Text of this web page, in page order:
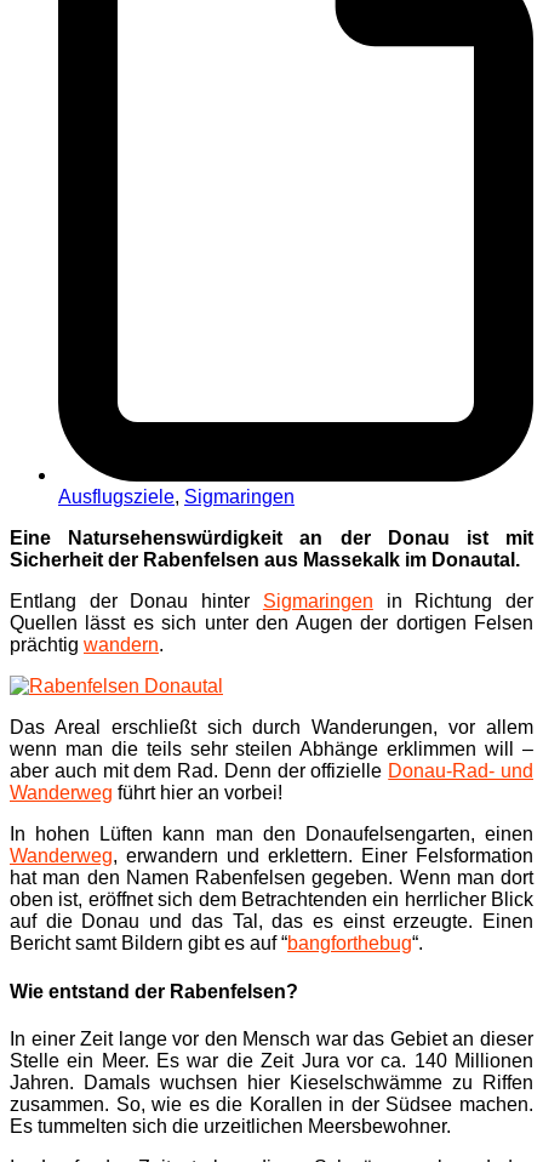
Ausflugsziele, Sigmaringen
Eine Natursehenswürdigkeit an der Donau ist mit
Sicherheit der Rabenfelsen aus Massekalk im Donautal.
Entlang der Donau hinter Sigmaringen in Richtung der
Quellen lässt es sich unter den Augen der dortigen Felsen
prächtig wandern.
Das Areal erschließt sich durch Wanderungen, vor allem
wenn man die teils sehr steilen Abhänge erklimmen will –
aber auch mit dem Rad. Denn der offizielle Donau-Rad- und
Wanderweg führt hier an vorbei!
In hohen Lüften kann man den Donaufelsengarten, einen
Wanderweg, erwandern und erklettern. Einer Felsformation
hat man den Namen Rabenfelsen gegeben. Wenn man dort
oben ist, eröffnet sich dem Betrachtenden ein herrlicher Blick
auf die Donau und das Tal, das es einst erzeugte. Einen
Bericht samt Bildern gibt es auf “bangforthebug“.
Wie entstand der Rabenfelsen?
In einer Zeit lange vor den Mensch war das Gebiet an dieser
Stelle ein Meer. Es war die Zeit Jura vor ca. 140 Millionen
Jahren. Damals wuchsen hier Kieselschwämme zu Riffen
zusammen. So, wie es die Korallen in der Südsee machen.
Es tummelten sich die urzeitlichen Meersbewohner.